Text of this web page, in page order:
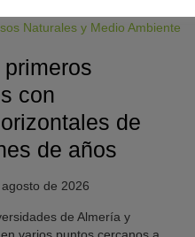
Naturales y Medio Ambiente
con
de
de años
de 2026
de Almería y